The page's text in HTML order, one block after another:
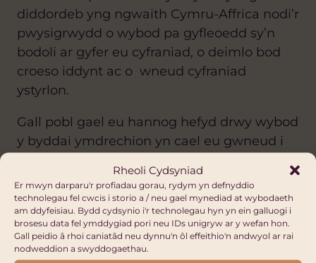
Rheoli Cydsyniad
Er mwyn darparu'r profiadau gorau, rydym yn defnyddio
technolegau fel cwcis i storio a / neu gael mynediad at wybodaeth
am ddyfeisiau. Bydd cydsynio i'r technolegau hyn yn ein galluogi i
brosesu data fel ymddygiad pori neu IDs unigryw ar y wefan hon.
Gall peidio â rhoi caniatâd neu dynnu'n ôl effeithio'n andwyol ar rai
nodweddion a swyddogaethau.
diddordeb yng ngwaith Cymru-Affrica nodi’r
pwysigrwydd o wybod pa gyfleoedd sy’n
bodoli ar gyfer eu cyfraniad, o deimlo bod
croeso iddynt ac o wneud cyfraniad
ystyrlon.
Gall pobl gael eu hannog hefyd drwy wybod
y byddai ymdrechion yn cael eu gwneud i
ynghylch hygyrchedd a chynhwysiant.
Yn ogystal, roedd pobl yn ymwybodol bod
eu dealltwriaeth gyfyngedig
owahaniaethau diwylliannol ac ymarferol